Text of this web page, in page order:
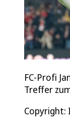
FC-Profi
Treffer
Copyright: